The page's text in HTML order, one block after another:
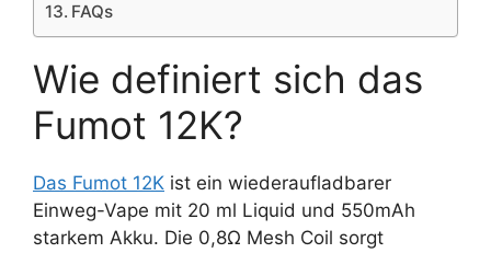
FAQs
Wie definiert sich das
Fumot 12K?
Das Fumot 12K ist ein wiederaufladbarer
Einweg-Vape mit 20 ml Liquid und 550mAh
starkem Akku. Die 0,8Ω Mesh Coil sorgt